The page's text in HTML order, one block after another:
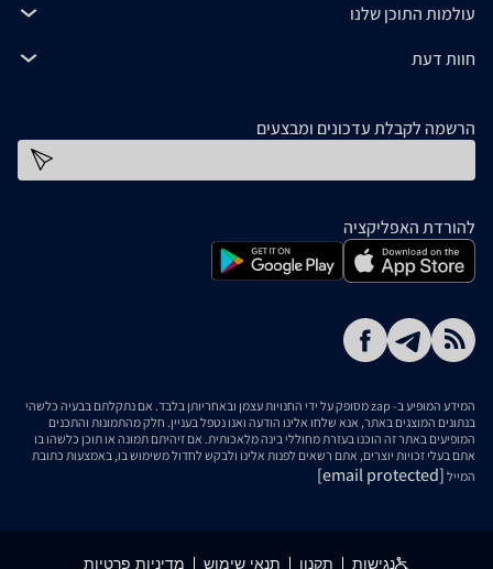
עולמות התוכן שלנו
חוות דעת
הרשמה לקבלת עדכונים ומבצעים
להורדת האפליקציה
המידע המופיע ב- zap מסופק על ידי החנויות עצמן ובאחריותן בלבד. אם נתקלתם בבעיה כלשהי
בנתונים המוצגים באתר, אנא שלחו אלינו הודעה ואנו נטפל בעניין. חלק מהתמונות והתכנים
המופיעים באתר זה הוכנו בעזרת מחוללי בינה מלאכותית. אם זיהיתם תמונה או תוכן כלשהו בו
אתם בעלי זכויות יוצרים, אתם רשאים לפנות אלינו ולבקש לחדול משימוש בו, באמצעות כתובת
המייל [email protected]
נגישות תקנון תנאי שימוש מדיניות פרטיות